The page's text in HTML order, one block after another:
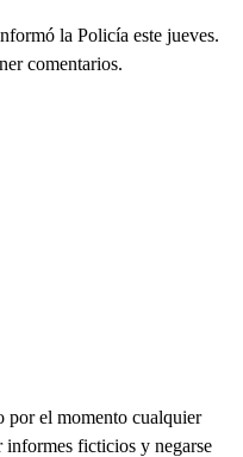
la Policía este jueves.
comentarios.
por el momento cualquier
informes ficticios y negarse